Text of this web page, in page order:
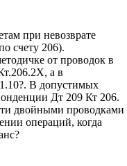
при невозврате
счету 206).
от проводок в
а в
В допустимых
Дт 209 Кт 206.
двойными проводками
операций, когда